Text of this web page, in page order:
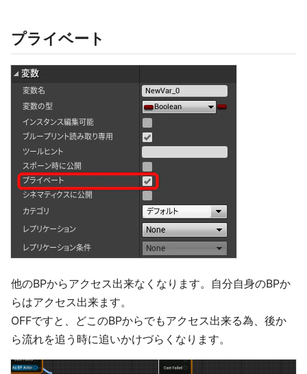
プライベート
他のBPからアクセス出来なくなります。自分自身のBPか
らはアクセス出来ます。
OFFですと、どこのBPからでもアクセス出来る為、後か
ら流れを追う時に追いかけづらくなります。